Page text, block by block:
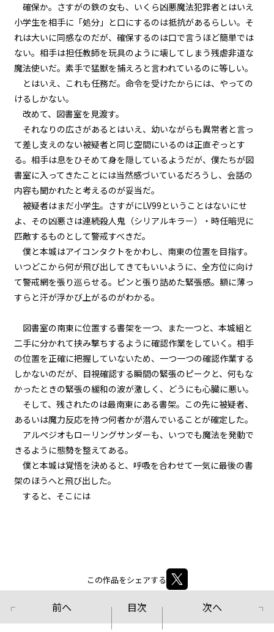
『Serial killer（連続殺人鬼）』
＜２４＞
第２話
『Monsters（怪物たち）』＜１
＞
『Monsters（怪物たち）』＜２
第２話
『Monsters（怪物たち）』＜３
＞
第２話
『Monsters（怪物たち）』＜４
＞
第２話
『Monsters（怪物たち）』＜５
＞
『Monsters（怪物たち）』＜６
＞
第２話
『Monsters（怪物たち）』＜７
＞
第２話
『Monsters（怪物たち）』＜８
＞
第２話
『Monsters（怪物たち）』＜１
第２話
確保か。さすがの鉄の女も、いくら凶悪魔法犯罪者とはいえ
小学生を相手に「処分」と口にするのは抵抗があるらしい。そ
れは大いに同感なのだが、確保するのは口で言うほど簡単では
ない。相手は担任教師を玩具のように壊してしまう残虐非道な
魔法使いだ。素手で猛獣を捕えろと言われているのに等しい。
とはいえ、これも任務だ。命令を受けたからには、やっての
けるしかない。
改めて、図書室を見渡す。
それなりの広さがあるとはいえ、幼いながらも異常者と言っ
て差し支えのない被疑者と同じ空間にいるのは正直ぞっとす
る。相手は息をひそめて身を隠しているようだが、僕たちが図
書室に入ってきたことには当然感づいているだろうし、会話の
内容も聞かれたと考えるのが妥当だ。
被疑者はまだ小学生。さすがにLV99ということはないにせ
よ、その凶悪さは連続殺人鬼（シリアルキラー）・時任暗児に
匹敵するものとして警戒すべきだ。
僕と本城はアイコンタクトをかわし、南東の位置を目指す。
いつどこから何が飛び出してきてもいいように、全方位に向け
て警戒網を張り巡らせる。ピンと張り詰めた緊張感。額に薄っ
すらと汗が浮かび上がるのがわかる。
図書室の南東に位置する書架を一つ、また一つと、本城組と
二手に分かれて挟み撃ちするように確認作業をしていく。相手
の位置を正確に把握していないため、一つ一つの確認作業する
しかないのだが、目視確認する瞬間の緊張のピークと、何もな
かったときの緊張の緩和の波が激しく、どうにも心臓に悪い。
そして、残されたのは最南東にある書架。この先に被疑者、
あるいは魔力反応を持つ何者かが潜んでいることが確定した。
アルペジオもローリングサンダーも、いつでも魔法を発動で
きるように態勢を整えてある。
僕と本城は覚悟を決めると、呼吸を合わせて一気に最後の書
架のほうへと飛び出した。
すると、そこには――
この作品をシェアする
前へ 目次 次へ